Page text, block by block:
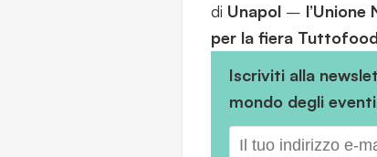
di Unapol–
per la fiera
Iscriviti alla
mondo degli